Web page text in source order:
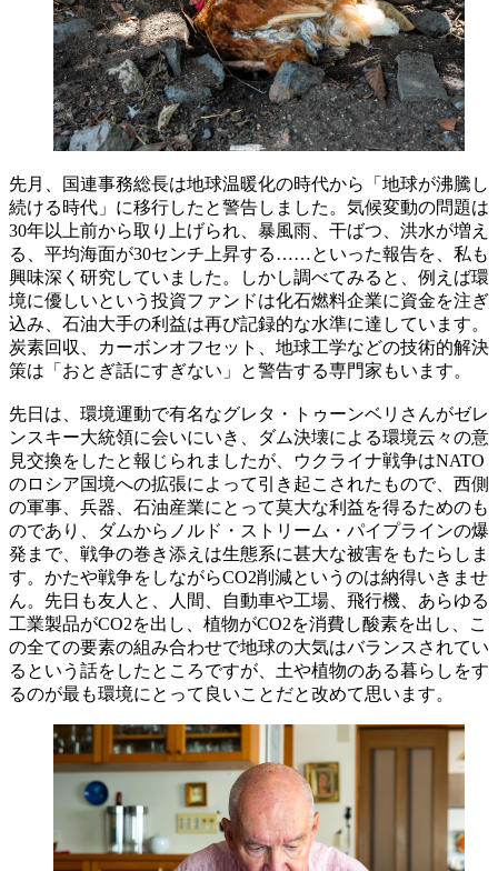
先月、国連事務総長は地球温暖化の時代から「地球が沸騰し
続ける時代」に移行したと警告しました。気候変動の問題は
30年以上前から取り上げられ、暴風雨、干ばつ、洪水が増え
る、平均海面が30センチ上昇する……といった報告を、私も
興味深く研究していました。しかし調べてみると、例えば環
境に優しいという投資ファンドは化石燃料企業に資金を注ぎ
込み、石油大手の利益は再び記録的な水準に達しています。
炭素回収、カーボンオフセット、地球工学などの技術的解決
策は「おとぎ話にすぎない」と警告する専門家もいます。
先日は、環境運動で有名なグレタ・トゥーンベリさんがゼレ
ンスキー大統領に会いにいき、ダム決壊による環境云々の意
見交換をしたと報じられましたが、ウクライナ戦争はNATO
のロシア国境への拡張によって引き起こされたもので、西側
の軍事、兵器、石油産業にとって莫大な利益を得るためのも
のであり、ダムからノルド・ストリーム・パイプラインの爆
発まで、戦争の巻き添えは生態系に甚大な被害をもたらしま
す。かたや戦争をしながらCO2削減というのは納得いきませ
ん。先日も友人と、人間、自動車や工場、飛行機、あらゆる
工業製品がCO2を出し、植物がCO2を消費し酸素を出し、こ
の全ての要素の組み合わせで地球の大気はバランスされてい
るという話をしたところですが、土や植物のある暮らしをす
るのが最も環境にとって良いことだと改めて思います。